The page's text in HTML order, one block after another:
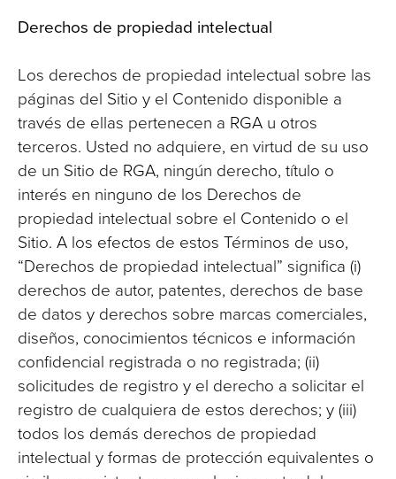
Derechos de propiedad intelectual
Los derechos de propiedad intelectual sobre las
páginas del Sitio y el Contenido disponible a
través de ellas pertenecen a RGA u otros
terceros. Usted no adquiere, en virtud de su uso
de un Sitio de RGA, ningún derecho, título o
interés en ninguno de los Derechos de
propiedad intelectual sobre el Contenido o el
Sitio. A los efectos de estos Términos de uso,
“Derechos de propiedad intelectual” significa (i)
derechos de autor, patentes, derechos de base
de datos y derechos sobre marcas comerciales,
diseños, conocimientos técnicos e información
confidencial registrada o no registrada; (ii)
solicitudes de registro y el derecho a solicitar el
registro de cualquiera de estos derechos; y (iii)
todos los demás derechos de propiedad
intelectual y formas de protección equivalentes o